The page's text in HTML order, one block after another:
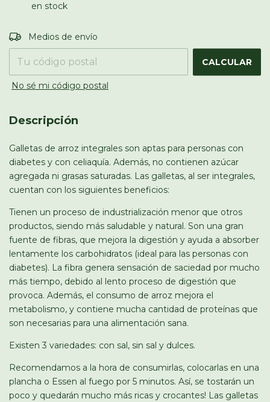
en stock
Entregas para el CP:
Medios de envío
CALCULAR
No sé mi código postal
Descripción
Galletas de arroz integrales son aptas para personas con
diabetes y con celiaquía. Además, no contienen azúcar
agregada ni grasas saturadas. Las galletas, al ser integrales,
cuentan con los siguientes beneficios:
Tienen un proceso de industrialización menor que otros
productos, siendo más saludable y natural. Son una gran
fuente de fibras, que mejora la digestión y ayuda a absorber
lentamente los carbohidratos (ideal para las personas con
diabetes). La fibra genera sensación de saciedad por mucho
más tiempo, debido al lento proceso de digestión que
provoca. Además, el consumo de arroz mejora el
metabolismo, y contiene mucha cantidad de proteínas que
son necesarias para una alimentación sana.
Existen 3 variedades: con sal, sin sal y dulces.
Recomendamos a la hora de consumirlas, colocarlas en una
plancha o Essen al fuego por 5 minutos. Así, se tostarán un
poco y quedarán mucho más ricas y crocantes! Las galletas